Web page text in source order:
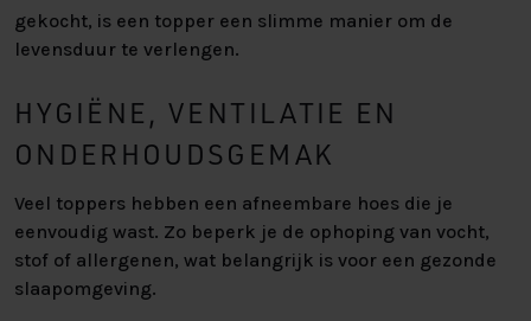
gekocht, is een topper een slimme manier om de
levensduur te verlengen.
HYGIËNE, VENTILATIE EN
ONDERHOUDSGEMAK
Veel toppers hebben een afneembare hoes die je
eenvoudig wast. Zo beperk je de ophoping van vocht,
stof of allergenen, wat belangrijk is voor een gezonde
slaapomgeving.